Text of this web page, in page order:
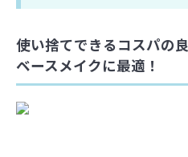
使い捨てできるコスパの
ベースメイクに最適！